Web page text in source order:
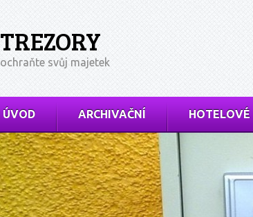
TREZORY
ochraňte svůj majetek
ÚVOD ARCHIVAČNÍ HOTELOVÉ